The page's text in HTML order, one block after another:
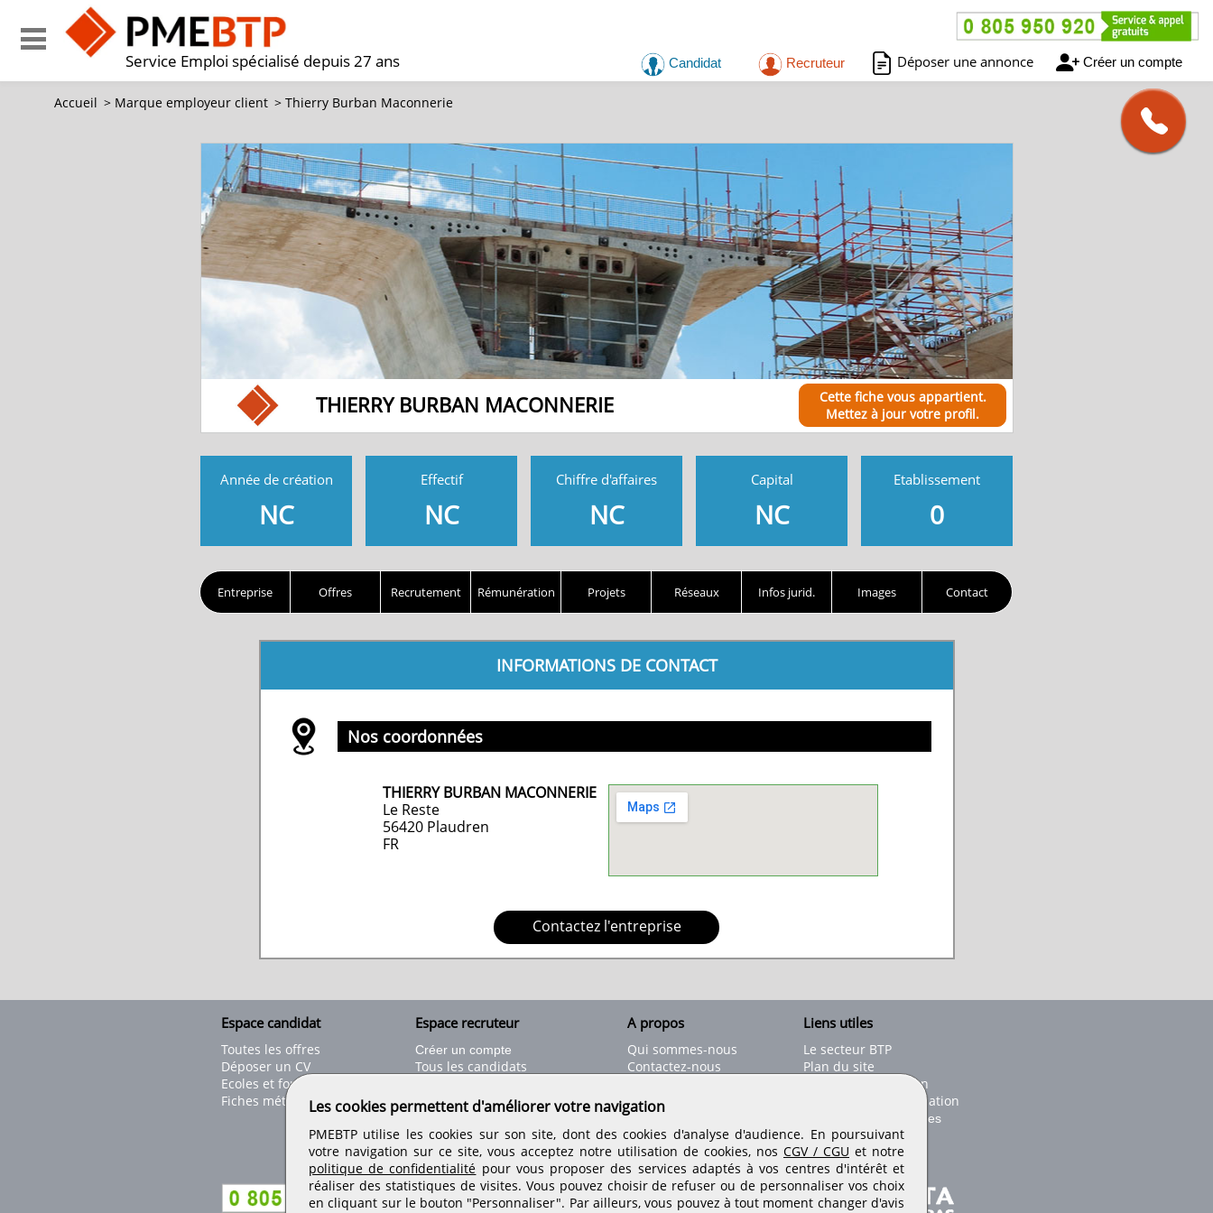
Service Emploi spécialisé depuis 27 ans Candidat Recruteur Déposer une annonce Créer un compte
Accueil > Marque employeur client > Thierry Burban Maconnerie
THIERRY BURBAN MACONNERIE
Cette fiche vous appartient.
Mettez à jour votre profil.
Année de création
NC
Effectif
NC
Chiffre d'affaires
NC
Capital
NC
Etablissement
0
Entreprise Offres Recrutement Rémunération Projets Réseaux Infos jurid. Images Contact
INFORMATIONS DE CONTACT
Nos coordonnées
THIERRY BURBAN MACONNERIE
Le Reste
56420 Plaudren
FR
Contactez l'entreprise
Espace candidat
Toutes les offres
Déposer un CV
Ecoles et formations
Fiches métiers
Espace recruteur
Créer un compte
Tous les candidats
Déposer une offre de stage
Nos tarifs
A propos
Qui sommes-nous
Contactez-nous
Informations légales
Conditions générales
Rejoignez nos équipes
Liens utiles
Le secteur BTP
Plan du site
Conseils d'utilisation
Conditions de publication
Paramètres des cookies
Retrouvez-nous sur les réseaux sociaux
Les cookies permettent d'améliorer votre navigation
PMEBTP utilise les cookies sur son site, dont des cookies d'analyse d'audience. En poursuivant
votre navigation sur ce site, vous acceptez notre utilisation de cookies, nos CGV / CGU et notre
politique de confidentialité pour vous proposer des services adaptés à vos centres d'intérêt et
réaliser des statistiques de visites. Vous pouvez choisir de refuser ou de personnaliser vos choix
en cliquant sur le bouton "Personnaliser". Par ailleurs, vous pouvez à tout moment changer d'avis